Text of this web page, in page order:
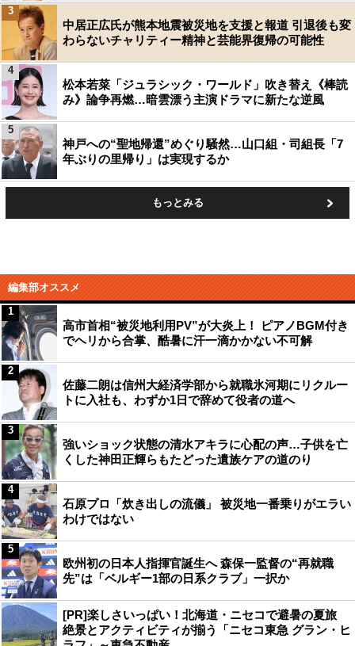
中居正広氏が熊本地震被災地を支援と報道 引退後も変
わらないチャリティー精神と芸能界復帰の可能性
3
松本若菜「ジュラシック・ワールド」吹き替え《棒読
み》論争再燃…暗雲漂う主演ドラマに新たな逆風
4
神戸への“聖地帰還”めぐり騒然…山口組・司組長「7
年ぶりの里帰り」は実現するか
5
もっとみる
編集部オススメ
高市首相“被災地利用PV”が大炎上！ ピアノBGM付き
でヘリから合掌、酷暑に汗一滴かかない不可解
1
佐藤二朗は信州大経済学部から就職氷河期にリクルー
トに入社も、わずか1日で辞めて役者の道へ
2
強いショック状態の清水アキラに心配の声…子供を亡
くした神田正輝らもたどった遺族ケアの道のり
3
石原プロ「炊き出しの流儀」 被災地一番乗りがエラい
わけではない
4
欧州初の日本人指揮官誕生へ 森保一監督の“再就職
先”は「ベルギー1部の日系クラブ」一択か
5
[PR]楽しさいっぱい！北海道・ニセコで避暑の夏旅
絶景とアクティビティが揃う「ニセコ東急 グラン・ヒ